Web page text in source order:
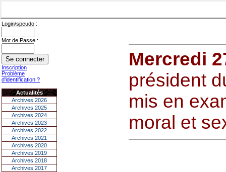
Login/speudo :
Mot de Passe :
Inscription
Problème
d'identification ?
Actualités
Archives 2026
Archives 2025
Archives 2024
Archives 2023
Archives 2022
Archives 2021
Archives 2020
Archives 2019
Archives 2018
Archives 2017
Mercredi
président
mis en
moral et